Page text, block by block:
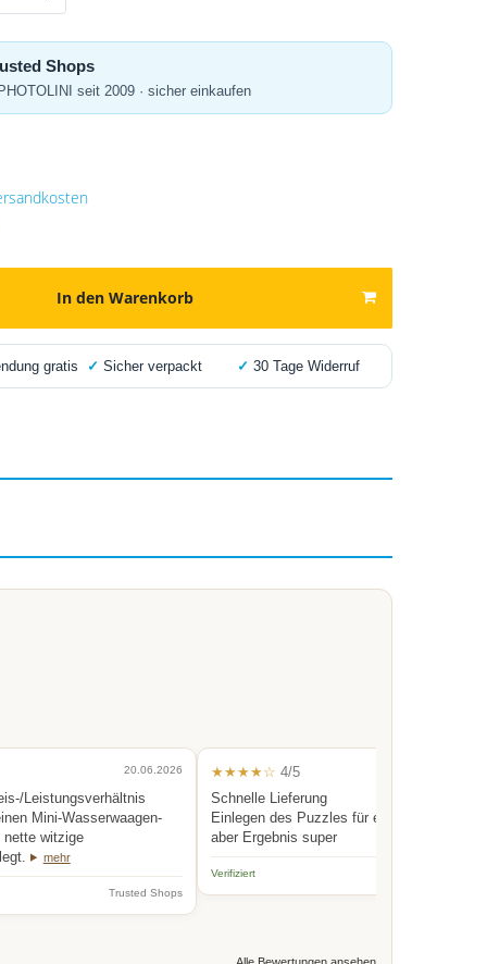
Shops
seit 2009 · sicher einkaufen
In den Warenkorb
gratis ✓ Sicher verpackt ✓ 30 Tage Widerruf
20.06.2026
Leistungsverhältnis
Mini-Wasserwaagen-
nette witzige
mehr
Trusted Shops
★★★★☆ 4/5
Schnelle Lieferung
Einlegen des Puzzles für eine Person
aber Ergebnis super
Verifiziert